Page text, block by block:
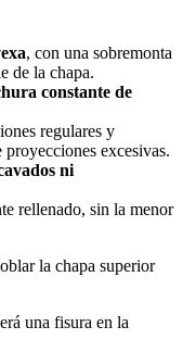
, con una sobremonta
de la chapa.
constante de
regulares y
excesivas.
ni
rellenado, sin la menor
la chapa superior
una fisura en la